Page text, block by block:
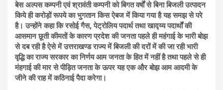
बेस अल्पस कम्पनी एवं श्रावंती कम्पनी को बिगत वर्षों से बिना बिजली उत्पादन
किये ही करोड़ों रूपये का भुगतान किस ऐबज में किया गया है यह समझ से परे
है। उन्होंने कहा कि रसोई गैस, पेट्रोलिय पदार्थ तथा खाद्य्य पदार्थों की
आसमान छूती कीमतों के कारण प्रदेश की जनता पहले ही महंगाई के भारी बोझ
से दब रही है ऐसे में उत्तराखण्ड राज्य में बिजली की दरों में की जा रही भारी
वृद्धि का राज्य सरकार का निर्णय आम जनता के हित में नहीं है तथा पहले से ही
मंहगाई की मार से पीड़ित जनता के ऊपर यह एक और बोझ आम आदमी के
जीने की राह में कठिनाई पैदा करेगा।